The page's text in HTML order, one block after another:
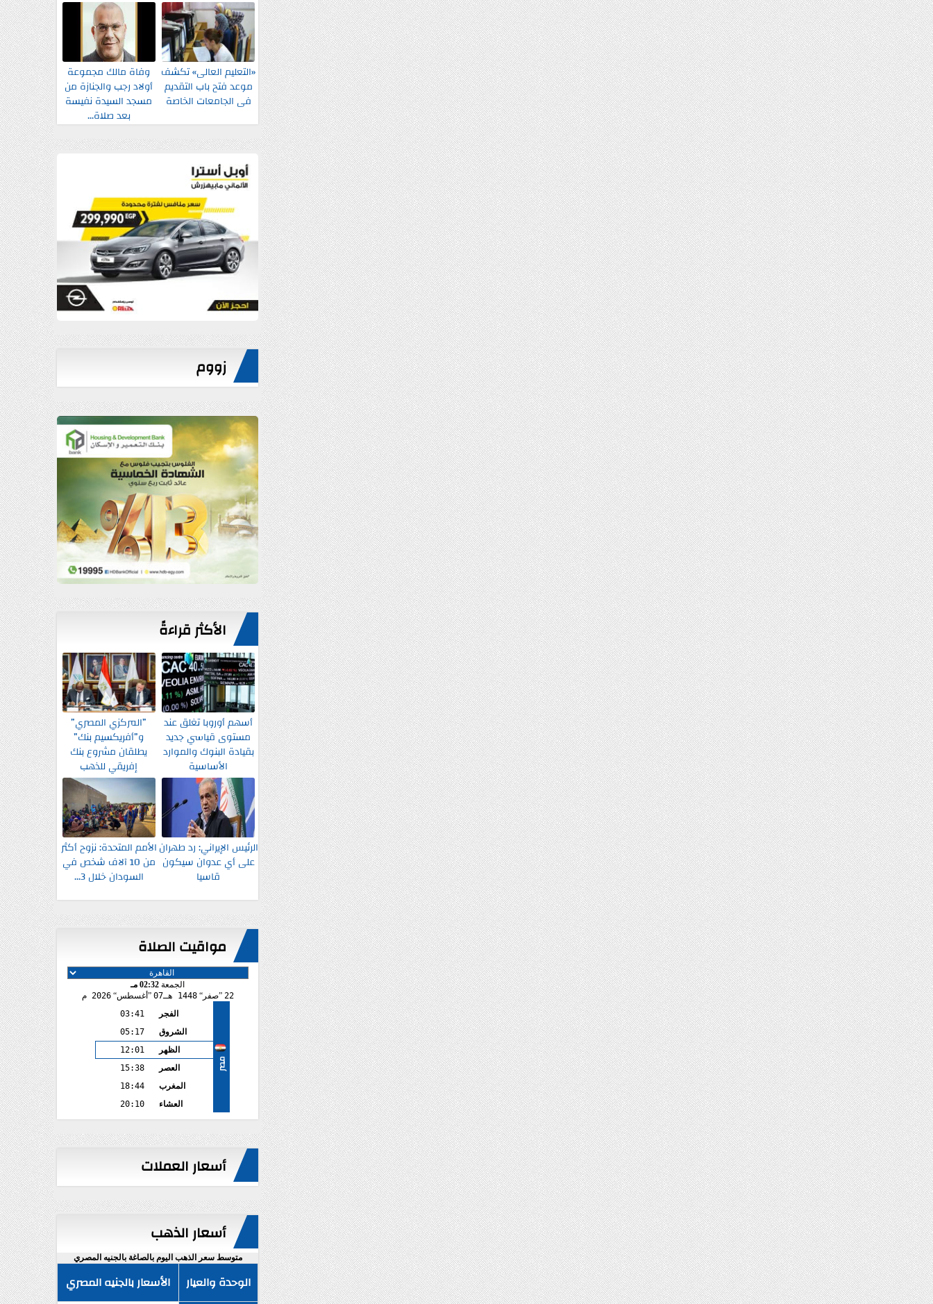
«التعليم العالى» تكشف
موعد فتح باب التقديم
فى الجامعات الخاصة
وفاة مالك مجموعة
أولاد رجب والجنازة من
مسجد السيدة نفيسة
بعد صلاة...
زووم
الأكثر قراءةً
أسهم أوروبا تغلق عند
مستوى قياسي جديد
بقيادة البنوك والموارد
الأساسية
”المركزي المصري”
و”أفريكسيم بنك”
يطلقان مشروع بنك
إفريقي للذهب
الرئيس الإيراني: رد طهران
على أي عدوان سيكون
قاسيا
الأمم المتحدة: نزوح أكثر
من 10 آلاف شخص في
السودان خلال 3...
مواقيت الصلاة
الجمعة 02:32 مـ
22
صفر 1448 هـ 07 أغسطس 2026 م
مصر
الفجر
03:41
الشروق
05:17
الظهر
12:01
العصر
15:38
المغرب
18:44
العشاء
20:10
أسعار العملات
أسعار الذهب
متوسط سعر الذهب اليوم بالصاغة بالجنيه المصري
الوحدة والعيار الأسعار بالجنيه المصري